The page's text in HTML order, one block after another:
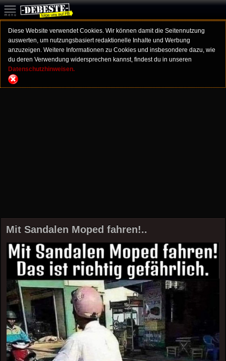
Diese Website verwendet Cookies. Wir können damit die Seitennutzung
auswerten, um nutzungsbasiert redaktionelle Inhalte und Werbung
anzuzeigen. Weitere Informationen zu Cookies und insbesondere dazu, wie
du deren Verwendung widersprechen kannst, findest du in unseren
Datenschutzhinweisen.
Mit Sandalen Moped fahren!..